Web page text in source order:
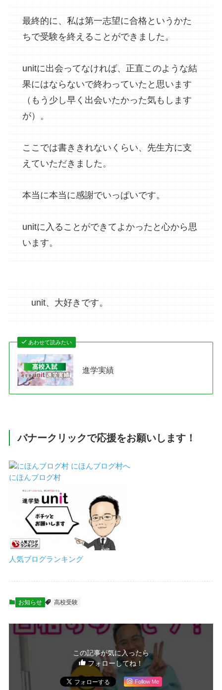
最終的に、私は第一志望に合格というかた
ちで受験を終えることができました。
unitに出会ってなければ、正直このような結
果にはならないで終わっていたと思います
（もう少し早く出会いたかった気もします
が）。
ここでは書ききれないくらい、先生方に支
えていただきました。
本当に本当に感謝でいっぱいです。
unitに入ることができてよかったと心から思
います。
unit、大好きです。
あわせて読みたい
進学実績
バナークリックで応援をお願いします！
にほんブログ村
人気ブログランキング
お知らせ 高校受験
この記事が気に入ったら
フォローしてね！
Follow Me